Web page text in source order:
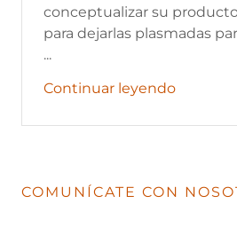
conceptualizar su
para dejarlas plasmadas
...
Continuar leyendo
COMUNÍCATE CON